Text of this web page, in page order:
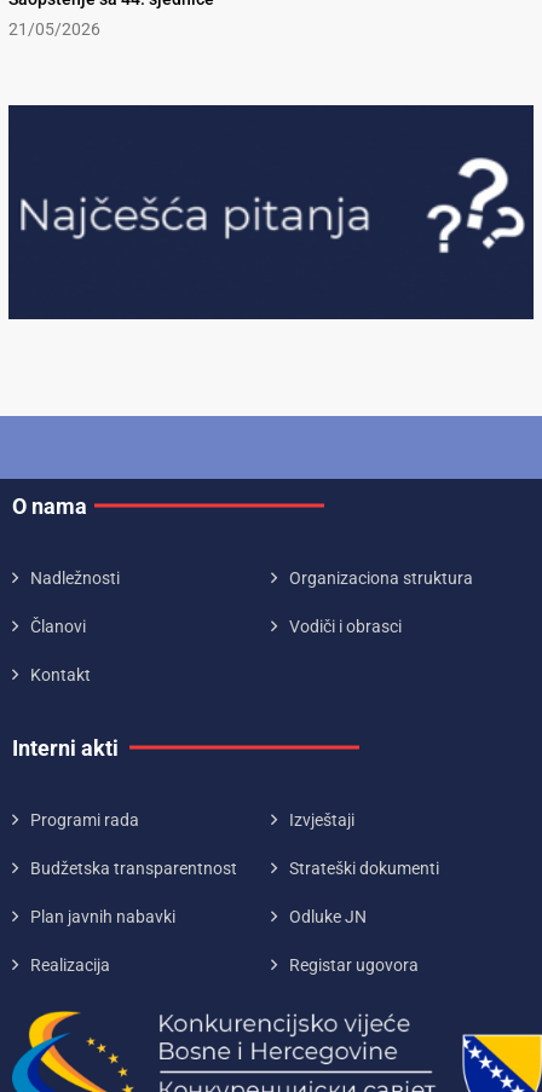
21/05/2026
O nama
Nadležnosti Organizaciona struktura
Članovi Vodiči i obrasci
Kontakt
Interni akti
Programi rada Izvještaji
Budžetska transparentnost Strateški dokumenti
Plan javnih nabavki Odluke JN
Realizacija Registar ugovora